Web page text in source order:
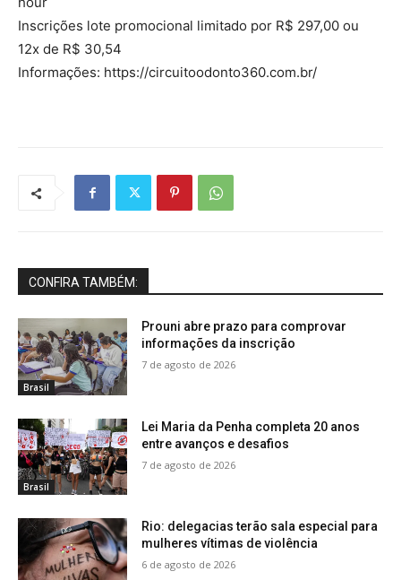
Inscrições lote promocional limitado por R$ 297,00 ou
12x de R$ 30,54
Informações: https://circuitoodonto360.com.br/
CONFIRA TAMBÉM:
Brasil
Prouni abre prazo para comprovar
informações da inscrição
7 de agosto de 2026
Brasil
Lei Maria da Penha completa 20 anos
entre avanços e desafios
7 de agosto de 2026
Rio: delegacias terão sala especial para
mulheres vítimas de violência
6 de agosto de 2026